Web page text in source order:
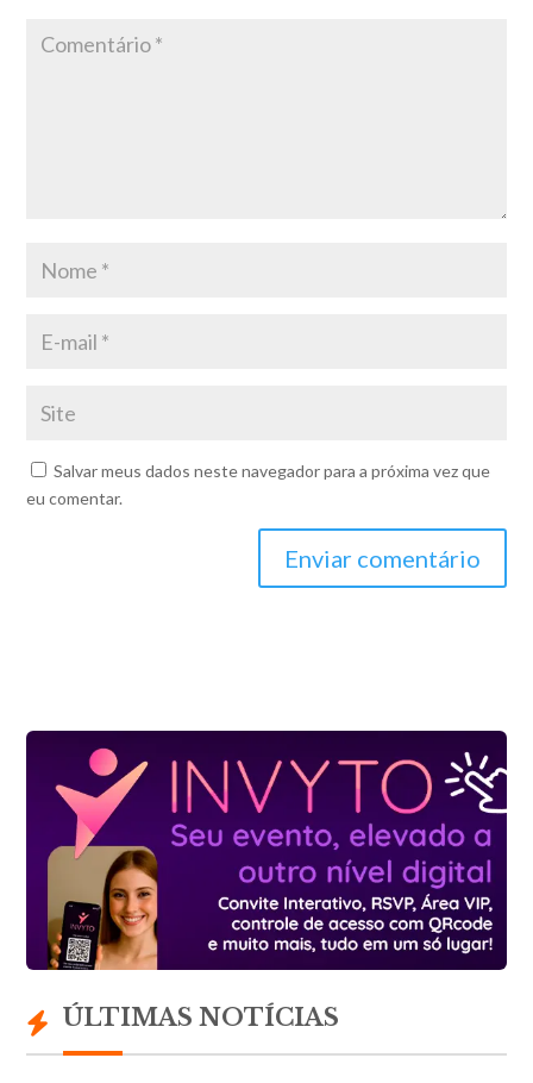
Salvar meus dados neste navegador para a próxima vez que
eu comentar.
Enviar comentário
ÚLTIMAS NOTÍCIAS